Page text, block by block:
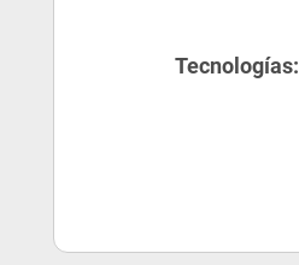
Tecnologías: